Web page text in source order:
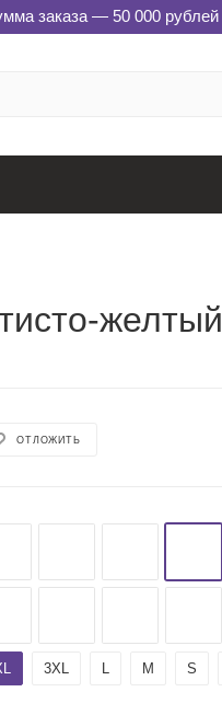
заказа — 50 000 рублей
желтый
ОТЛОЖИТЬ
3XL L M S